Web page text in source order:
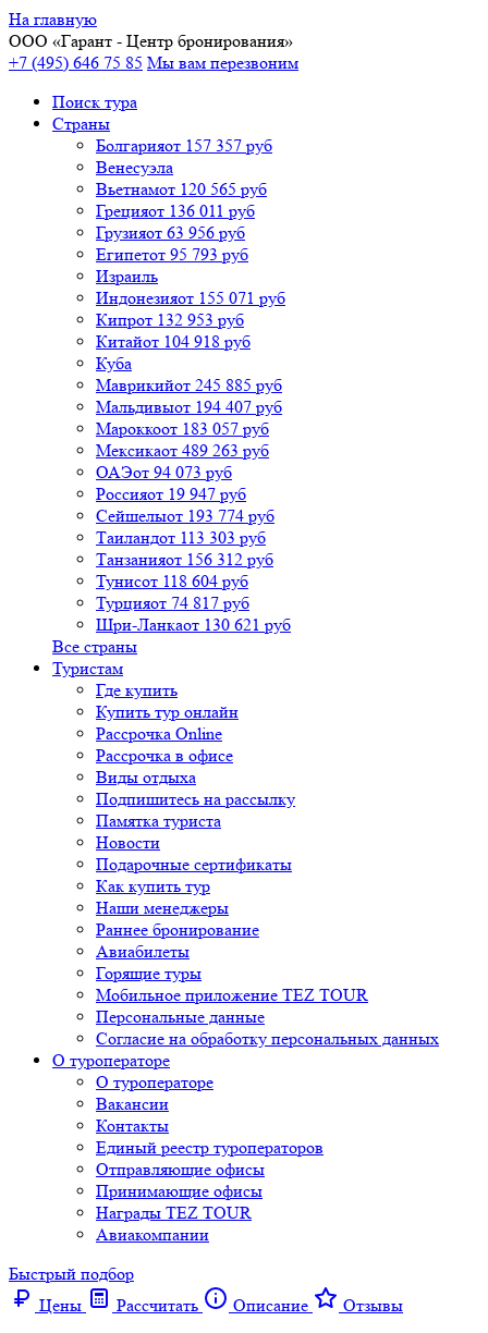
На главную
ООО «Гарант - Центр бронирования»
+7 (495) 646 75 85 Мы вам перезвоним
Поиск тура
Cтраны
Болгарияот 157 357 руб
Венесуэла
Вьетнамот 120 565 руб
Грецияот 136 011 руб
Грузияот 63 956 руб
Египетот 95 793 руб
Израиль
Индонезияот 155 071 руб
Кипрот 132 953 руб
Китайот 104 918 руб
Куба
Маврикийот 245 885 руб
Мальдивыот 194 407 руб
Мароккоот 183 057 руб
Мексикаот 489 263 руб
ОАЭот 94 073 руб
Россияот 19 947 руб
Сейшелыот 193 774 руб
Таиландот 113 303 руб
Танзанияот 156 312 руб
Тунисот 118 604 руб
Турцияот 74 817 руб
Шри-Ланкаот 130 621 руб
Все страны
Туристам
Где купить
Купить тур онлайн
Рассрочка Online
Рассрочка в офисе
Виды отдыха
Подпишитесь на рассылку
Памятка туриста
Новости
Подарочные сертификаты
Как купить тур
Наши менеджеры
Раннее бронирование
Авиабилеты
Горящие туры
Мобильное приложение TEZ TOUR
Персональные данные
Согласие на обработку персональных данных
О туроператоре
О туроператоре
Вакансии
Контакты
Единый реестр туроператоров
Отправляющие офисы
Принимающие офисы
Награды TEZ TOUR
Авиакомпании
Быстрый подбор
Цены
Рассчитать Описание
Отзывы